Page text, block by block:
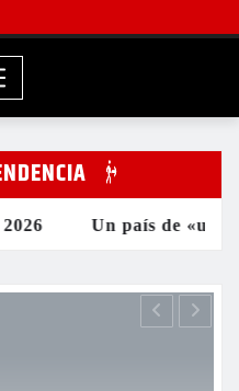
Un país de «unos»